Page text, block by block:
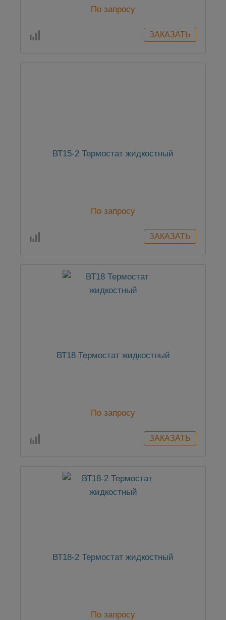
По запросу
ВТ15-2 Термостат жидкостный
По запросу
ВТ18 Термостат жидкостный
По запросу
ВТ18-2 Термостат жидкостный
По запросу